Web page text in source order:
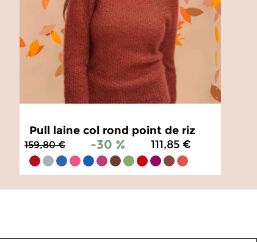
4.8/5-133avis
Pull laine col rond point de riz
159,80 € -30 % 111,85 €